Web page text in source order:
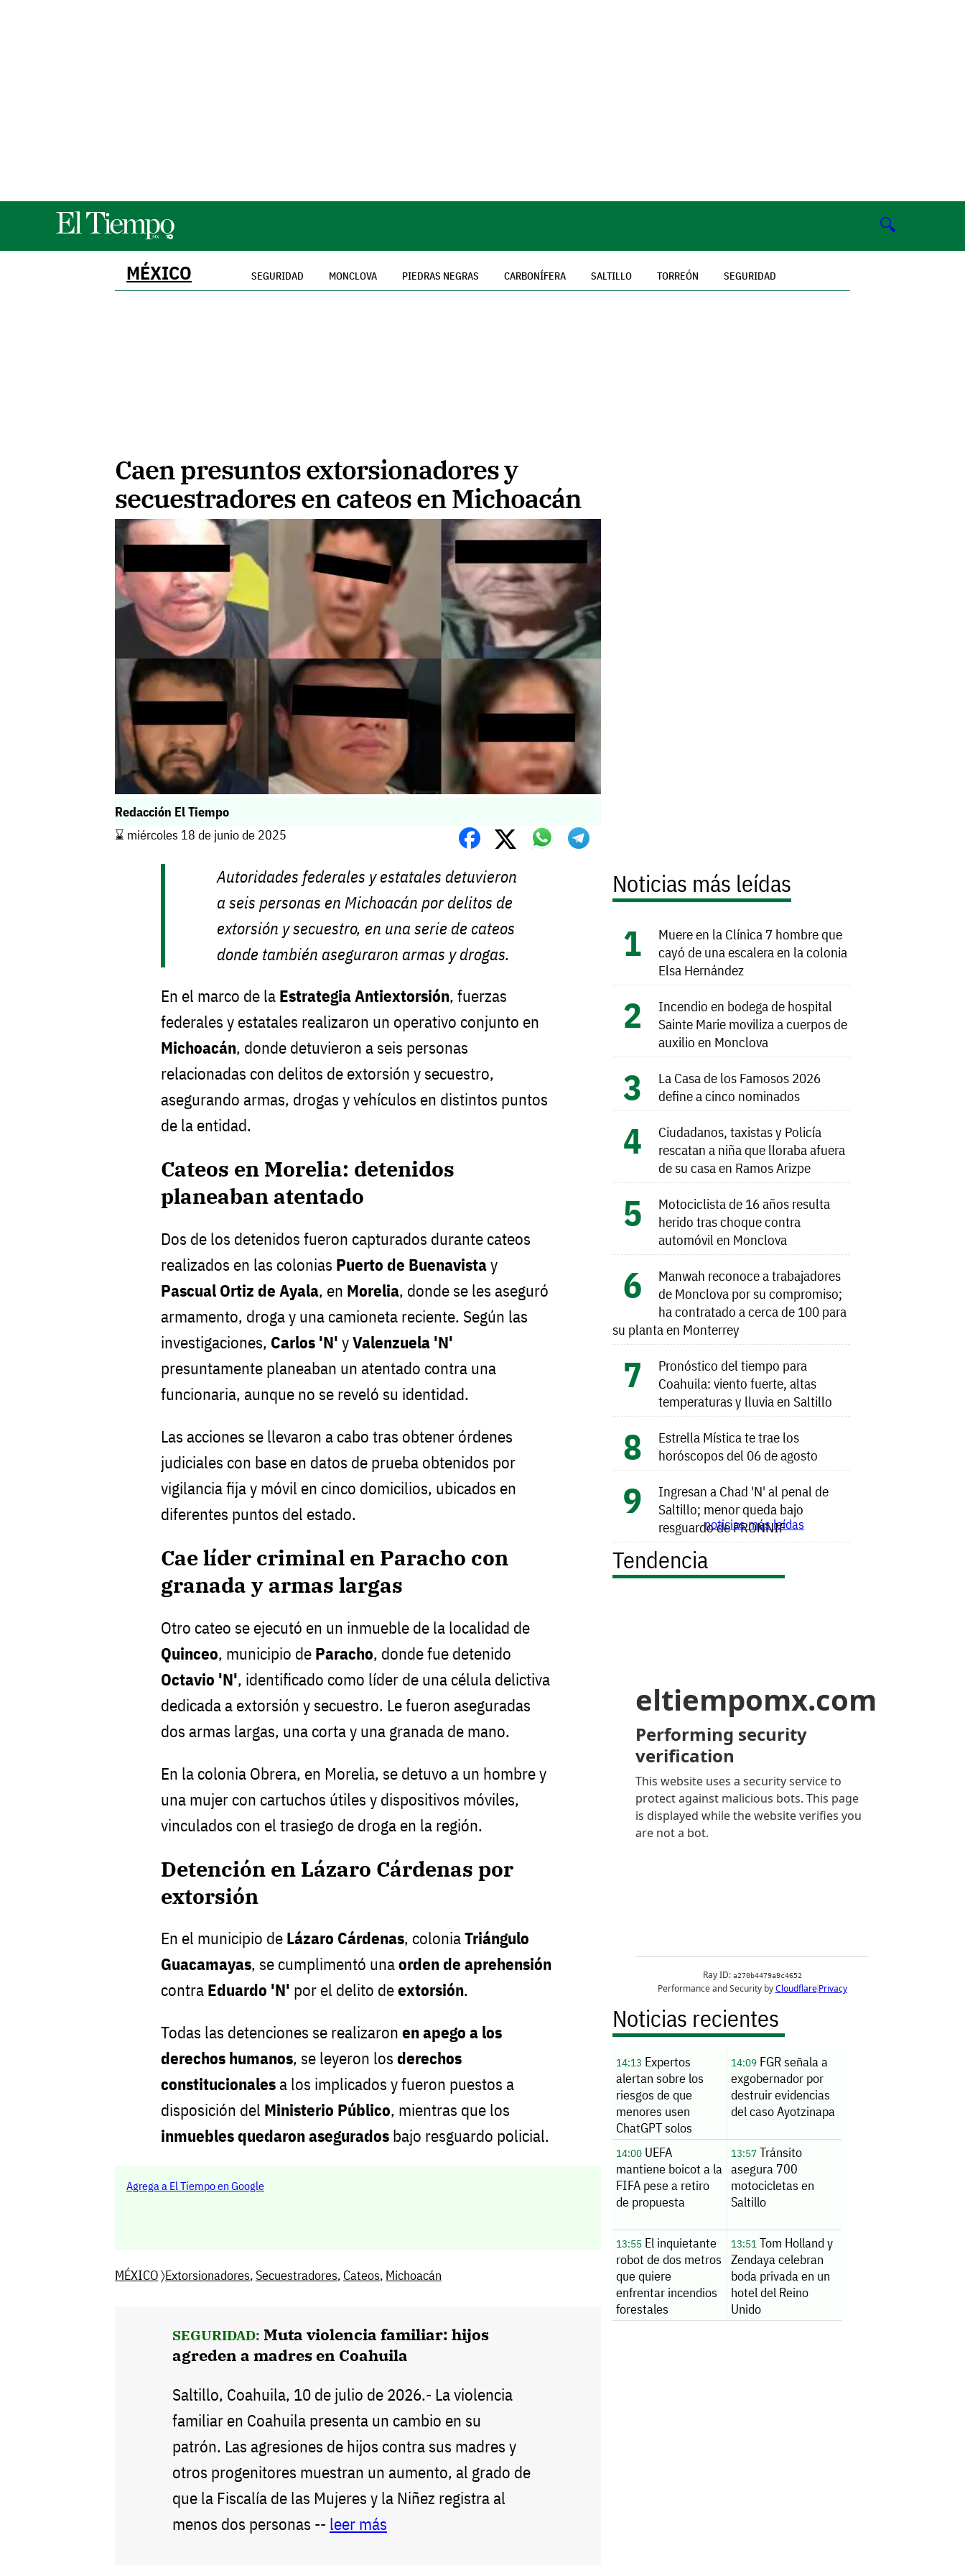
🔍
MÉXICO SEGURIDAD MONCLOVA PIEDRAS NEGRAS CARBONÍFERA SALTILLO TORREÓN SEGURIDAD
Caen presuntos extorsionadores y
secuestradores en cateos en Michoacán
Redacción El Tiempo
⌛️ miércoles 18 de junio de 2025
Autoridades federales y estatales detuvieron
a seis personas en Michoacán por delitos de
extorsión y secuestro, en una serie de cateos
donde también aseguraron armas y drogas.
En el marco de la Estrategia Antiextorsión, fuerzas
federales y estatales realizaron un operativo conjunto en
Michoacán, donde detuvieron a seis personas
relacionadas con delitos de extorsión y secuestro,
asegurando armas, drogas y vehículos en distintos puntos
de la entidad.
Cateos en Morelia: detenidos
planeaban atentado
Dos de los detenidos fueron capturados durante cateos
realizados en las colonias Puerto de Buenavistay
Pascual Ortiz de Ayala, en Morelia, donde se les aseguró
armamento, droga y una camioneta reciente. Según las
investigaciones, Carlos 'N' yValenzuela 'N'
presuntamente planeaban un atentado contra una
funcionaria, aunque no se reveló su identidad.
Las acciones se llevaron a cabo tras obtener órdenes
judiciales con base en datos de prueba obtenidos por
vigilancia fija y móvil en cinco domicilios, ubicados en
diferentes puntos del estado.
Cae líder criminal en Paracho con
granada y armas largas
Otro cateo se ejecutó en un inmueble de la localidad de
Quinceo, municipio de Paracho, donde fue detenido
Octavio 'N', identificado como líder de una célula delictiva
dedicada a extorsión y secuestro. Le fueron aseguradas
dos armas largas, una corta y una granada de mano.
En la colonia Obrera, en Morelia, se detuvo a un hombre y
una mujer con cartuchos útiles y dispositivos móviles,
vinculados con el trasiego de droga en la región.
Detención en Lázaro Cárdenas por
extorsión
En el municipio de Lázaro Cárdenas, coloniaTriángulo
Guacamayas, se cumplimentó unaorden de aprehensión
contra Eduardo 'N' por el delito deextorsión.
Todas las detenciones se realizaron en apego a los
derechos humanos, se leyeron los derechos
constitucionales a los implicados y fueron puestos a
disposición del Ministerio Público, mientras que los
inmuebles quedaron asegurados bajo resguardo policial.
Agrega a El Tiempo en Google
MÉXICO〉Extorsionadores, Secuestradores, Cateos, Michoacán
SEGURIDAD: Muta violencia familiar: hijos
agreden a madres en Coahuila
Saltillo, Coahuila, 10 de julio de 2026.- La violencia
familiar en Coahuila presenta un cambio en su
patrón. Las agresiones de hijos contra sus madres y
otros progenitores muestran un aumento, al grado de
que la Fiscalía de las Mujeres y la Niñez registra al
menos dos personas -- leer más
Noticias más leídas
Muere en la Clínica 7 hombre que
cayó de una escalera en la colonia
Elsa Hernández
Incendio en bodega de hospital
Sainte Marie moviliza a cuerpos de
auxilio en Monclova
La Casa de los Famosos 2026
define a cinco nominados
Ciudadanos, taxistas y Policía
rescatan a niña que lloraba afuera
de su casa en Ramos Arizpe
Motociclista de 16 años resulta
herido tras choque contra
automóvil en Monclova
Manwah reconoce a trabajadores
de Monclova por su compromiso;
ha contratado a cerca de 100 para
su planta en Monterrey
Pronóstico del tiempo para
Coahuila: viento fuerte, altas
temperaturas y lluvia en Saltillo
Estrella Mística te trae los
horóscopos del 06 de agosto
Ingresan a Chad 'N' al penal de
Saltillo; menor queda bajo
resguardo de PRONNIF
noticias más leídas
Tendencia
Noticias recientes
14:13 Expertos
alertan sobre los
riesgos de que
menores usen
ChatGPT solos
14:09FGR señala a
exgobernador por
destruir evidencias
del caso Ayotzinapa
14:00 UEFA
mantiene boicot a la
FIFA pese a retiro
de propuesta
13:57Tránsito
asegura 700
motocicletas en
Saltillo
13:55 El inquietante
robot de dos metros
que quiere
enfrentar incendios
forestales
13:51Tom Holland y
Zendaya celebran
boda privada en un
hotel del Reino
Unido